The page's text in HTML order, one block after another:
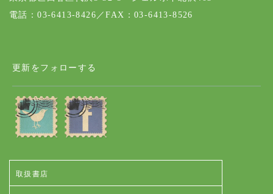
電話：03-6413-8426／FAX：03-6413-8526
更新をフォローする
取扱書店